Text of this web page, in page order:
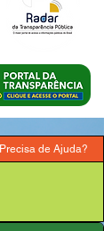
Precisa de Ajuda?